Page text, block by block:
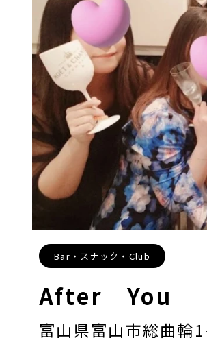
Bar・スナック・Club
After You
富山県富山市総曲輪